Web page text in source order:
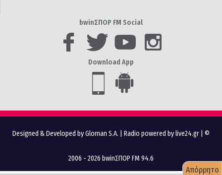
bwinΣΠΟΡ FM Social
Download App
Designed & Developed by Gloman S.A. Radio powered by live24.gr | ©
2006 - 2026 bwinΣΠΟΡ FM 94.6
Απόρρητο